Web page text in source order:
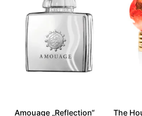
Amouage „Reflection“ The